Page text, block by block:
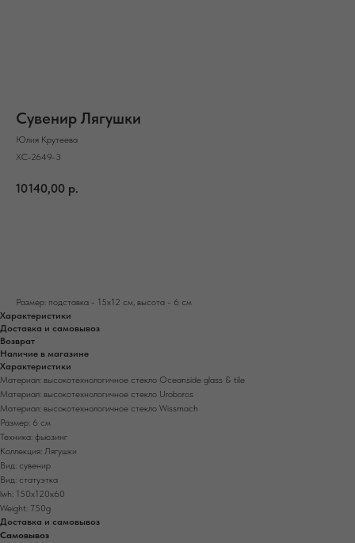
Сувенир Лягушки
Юлия Крутеева
ХС-2649-3
10140,00 р.
Размер: подставка - 15х12 см, высота - 6 см
Характеристики
Доставка и самовывоз
Возврат
Наличие в магазине
Характеристики
Материал: высокотехнологичное стекло Oceanside glass & tile
Материал: высокотехнологичное стекло Uroboros
Материал: высокотехнологичное стекло Wissmach
Размер: 6 см
Техника: фьюзинг
Коллекция: Лягушки
Вид: сувенир
Вид: статуэтка
lwh: 150x120x60
Weight: 750g
Доставка и самовывоз
Самовывоз